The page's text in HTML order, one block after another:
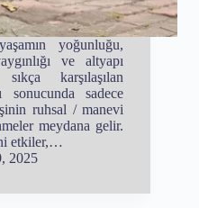
yoğunluğu,
ve altyapı
karşılaşılan
sonucunda sadece
ruhsal / manevi
meydana gelir.
etkiler,…
2025